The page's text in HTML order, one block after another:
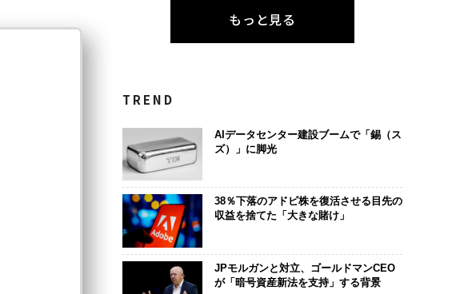
もっと見る
TREND
AIデータセンター建設ブームで「錫（ス
ズ）」に脚光
38％下落のアドビ株を復活させる目先の
収益を捨てた「大きな賭け」
JPモルガンと対立、ゴールドマンCEO
が「暗号資産新法を支持」する背景